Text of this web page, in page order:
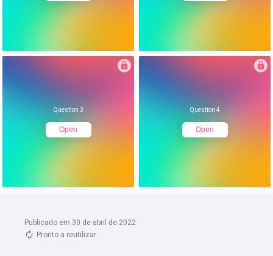
Publicado em 30 de abril de 2022
Pronto a reutilizar